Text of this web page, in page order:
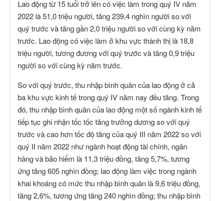
Lao động từ 15 tuổi trở lên có việc làm trong quý IV năm
2022 là 51,0 triệu người, tăng 239,4 nghìn người so với
quý trước và tăng gần 2,0 triệu người so với cùng kỳ năm
trước. Lao động có việc làm ở khu vực thành thị là 18,8
triệu người, tương đương với quý trước và tăng 0,9 triệu
người so với cùng kỳ năm trước.
So với quý trước, thu nhập bình quân của lao động ở cả
ba khu vực kinh tế trong quý IV năm nay đều tăng. Trong
đó, thu nhập bình quân của lao động một số ngành kinh tế
tiếp tục ghi nhận tốc tốc tăng trưởng dương so với quý
trước và cao hơn tốc độ tăng của quý III năm 2022 so với
quý II năm 2022 như ngành hoạt động tài chính, ngân
hàng và bảo hiểm là 11,3 triệu đồng, tăng 5,7%, tương
ứng tăng 605 nghìn đồng; lao động làm việc trong ngành
khai khoáng có mức thu nhập bình quân là 9,6 triệu đồng,
tăng 2,6%, tương ứng tăng 240 nghìn đồng; thu nhập bình